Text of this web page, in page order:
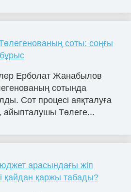
соты: соңғы
Ерболат Жанабылов
сотында
Сот процесі аяқталуға
айыпталушы Төлеге...
арасындағы жіп
қайдан қаржы табады?